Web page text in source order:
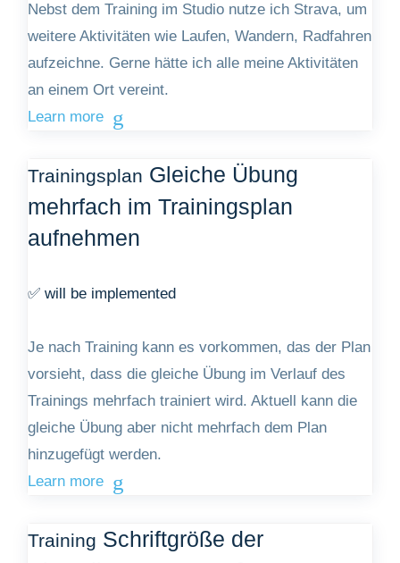
Training
Import & Export
Statistiken
Übungen/Maschinen
Smartwatch
Nebst dem Training im Studio nutze ich Strava, um
weitere Aktivitäten wie Laufen, Wandern, Radfahren
aufzeichne. Gerne hätte ich alle meine Aktivitäten
an einem Ort vereint.
Learn more
Trainingsplan Gleiche Übung
mehrfach im Trainingsplan
aufnehmen
✅ will be implemented
Je nach Training kann es vorkommen, das der Plan
vorsieht, dass die gleiche Übung im Verlauf des
Trainings mehrfach trainiert wird. Aktuell kann die
gleiche Übung aber nicht mehrfach dem Plan
hinzugefügt werden.
Learn more
Training Schriftgröße der